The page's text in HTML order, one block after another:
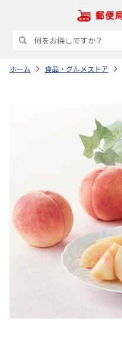
ホーム 食品・グルメストア